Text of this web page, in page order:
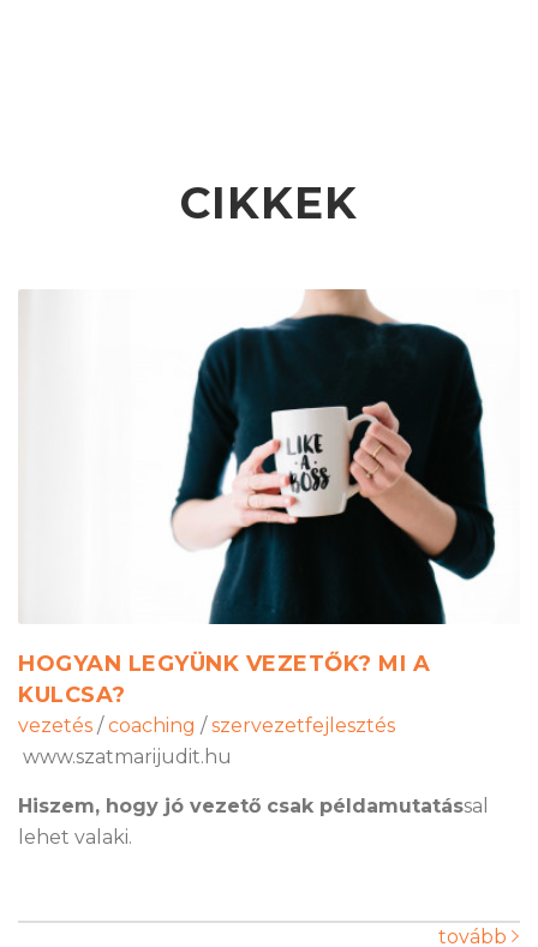
CIKKEK
HOGYAN LEGYÜNK VEZETŐK? MI A
KULCSA?
vezetés / coaching / szervezetfejlesztés
www.szatmarijudit.hu
Hiszem, hogy jó vezető csak példamutatással
lehet valaki.
tovább